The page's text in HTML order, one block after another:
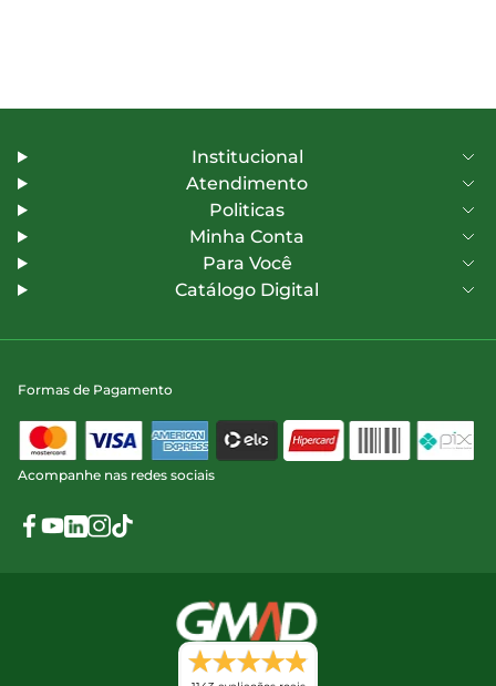
Institucional
Atendimento
Politicas
Minha Conta
Para Você
Catálogo Digital
Formas de Pagamento
Acompanhe nas redes sociais